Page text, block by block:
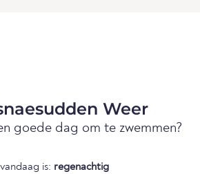
Weer
goede dag om te zwemmen?
is: regenachtig